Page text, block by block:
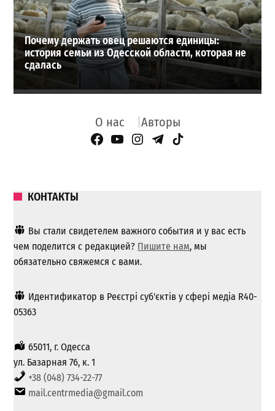
Почему держать овец решаются единицы:
история семьи из Одесской области, которая не
сдалась
О нас Авторы
Facebook Page
YouTube
Instagram
Telegram
TikTok
КОНТАКТЫ
Вы стали свидетелем важного события и у вас есть
чем поделится с редакцией? Пишите нам, мы
обязательно свяжемся с вами.
Идентификатор в Реєстрі суб'єктів у сфері медіа R40-
05363
65011, г. Одесса
ул. Базарная 76, к. 1
+38 (048) 734-22-77
mail.centrmedia@gmail.com